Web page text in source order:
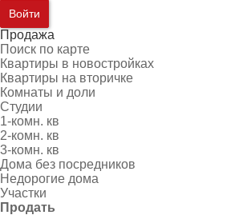
Войти
Продажа
Поиск по карте
Квартиры в новостройках
Квартиры на вторичке
Комнаты и доли
Студии
1-комн. кв
2-комн. кв
3-комн. кв
Дома без посредников
Недорогие дома
Участки
Продать